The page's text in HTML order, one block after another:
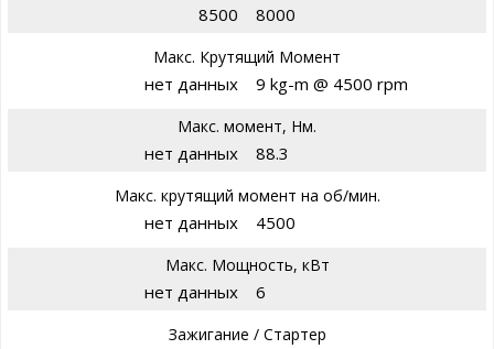
8500 8000
Макс. Крутящий Момент
нет данных 9 kg-m @ 4500 rpm
Макс. момент, Нм.
нет данных 88.3
Макс. крутящий момент на об/мин.
нет данных 4500
Макс. Мощность, кВт
нет данных 6
Зажигание / Стартер